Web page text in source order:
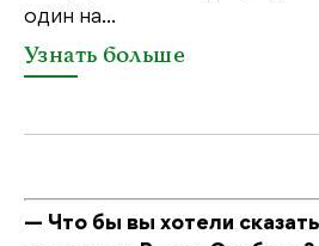
один на...
Узнать больше
— Что бы вы хотели